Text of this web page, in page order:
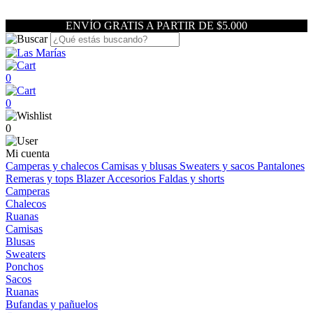
ENVÍO GRATIS A PARTIR DE $5.000
0
0
0
Mi cuenta
Camperas y chalecos Camisas y blusas Sweaters y sacos Pantalones
Remeras y tops BlazerAccesorios Faldas y shorts
Camperas
Chalecos
Ruanas
Camisas
Blusas
Sweaters
Ponchos
Sacos
Ruanas
Bufandas y pañuelos